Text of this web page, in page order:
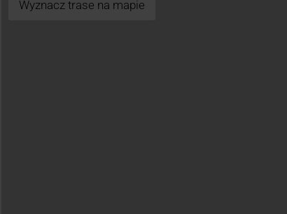
Wyznacz trase na mapie